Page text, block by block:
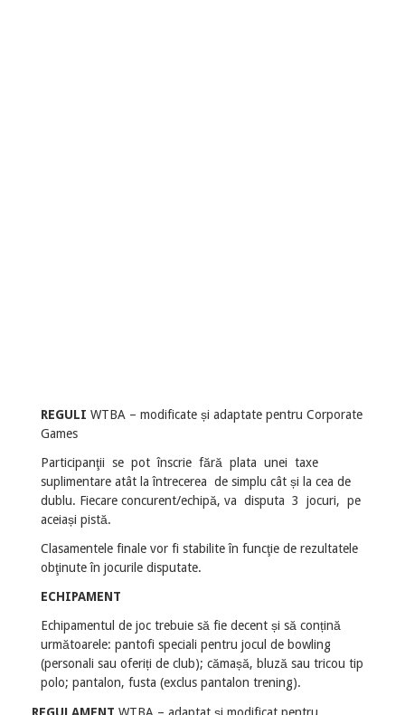
REGULI WTBA – modificate și adaptate pentru Corporate
Games
Participanţii se pot înscrie fără plata unei taxe
suplimentare atât la întrecerea de simplu cât și la cea de
dublu. Fiecare concurent/echipă, va disputa 3 jocuri, pe
aceiași pistă.
Clasamentele finale vor fi stabilite în funcţie de rezultatele
obţinute în jocurile disputate.
ECHIPAMENT
Echipamentul de joc trebuie să fie decent și să conțină
următoarele: pantofi speciali pentru jocul de bowling
(personali sau oferiți de club); cămașă, bluză sau tricou tip
polo; pantalon, fusta (exclus pantalon trening).
REGULAMENT WTBA – adaptat și modificat pentru